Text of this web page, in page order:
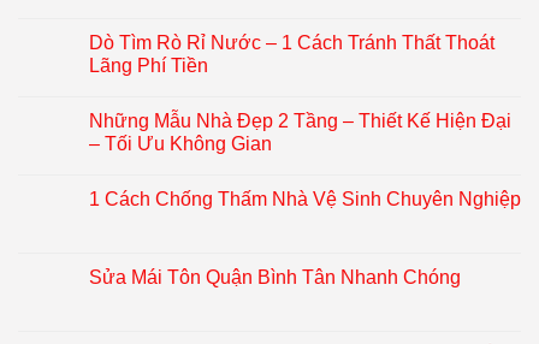
Dò Tìm Rò Rỉ Nước – 1 Cách Tránh Thất Thoát
Lãng Phí Tiền
Những Mẫu Nhà Đẹp 2 Tầng – Thiết Kế Hiện Đại
– Tối Ưu Không Gian
1 Cách Chống Thấm Nhà Vệ Sinh Chuyên Nghiệp
Sửa Mái Tôn Quận Bình Tân Nhanh Chóng